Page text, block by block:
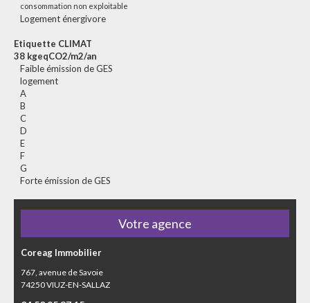
consommation non exploitable
Logement énergivore
Etiquette CLIMAT
38 kgeqCO2/m2/an
Faible émission de GES
logement
A
B
C
D
E
F
G
Forte émission de GES
Votre agence
Coreag Immobilier
767, avenue de Savoie
74250VIUZ-EN-SALLAZ